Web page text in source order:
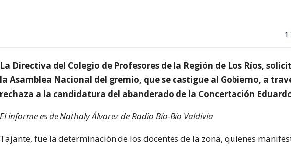
La Directiva del Colegio de Profesores de la Región de Los Ríos,
la Asamblea Nacional del gremio, que se castigue al Gobierno, a
rechaza a la candidatura del abanderado de la Concertación
El informe es de Nathaly Álvarez de Radio Bío-Bío Valdivia
Tajante, fue la determinación de los docentes de la zona, quienes